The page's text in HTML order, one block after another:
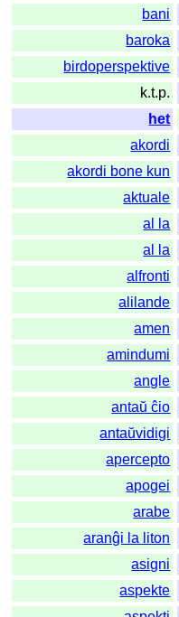
bani
baroka
birdoperspektive
k.t.p.
het
akordi
akordi bone kun
aktuale
al la
al la
alfronti
alilande
amen
amindumi
angle
antaŭ ĉio
antaŭvidigi
apercepto
apogei
arabe
aranĝi la liton
asigni
aspekte